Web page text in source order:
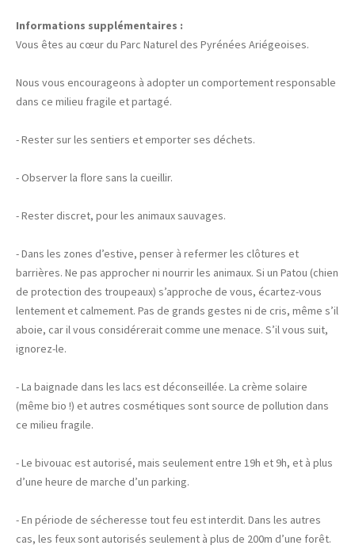
Informations supplémentaires :
Vous êtes au cœur du Parc Naturel des Pyrénées Ariégeoises.
Nous vous encourageons à adopter un comportement responsable
dans ce milieu fragile et partagé.
- Rester sur les sentiers et emporter ses déchets.
- Observer la flore sans la cueillir.
- Rester discret, pour les animaux sauvages.
- Dans les zones d’estive, penser à refermer les clôtures et
barrières. Ne pas approcher ni nourrir les animaux. Si un Patou (chien
de protection des troupeaux) s’approche de vous, écartez-vous
lentement et calmement. Pas de grands gestes ni de cris, même s’il
aboie, car il vous considérerait comme une menace. S’il vous suit,
ignorez-le.
- La baignade dans les lacs est déconseillée. La crème solaire
(même bio !) et autres cosmétiques sont source de pollution dans
ce milieu fragile.
- Le bivouac est autorisé, mais seulement entre 19h et 9h, et à plus
d’une heure de marche d’un parking.
- En période de sécheresse tout feu est interdit. Dans les autres
cas, les feux sont autorisés seulement à plus de 200m d’une forêt.